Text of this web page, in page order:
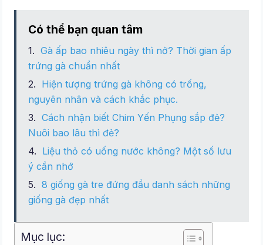
Có thể bạn quan tâm
Gà ấp bao nhiêu ngày thì nở? Thời gian ấp
trứng gà chuẩn nhất
Hiện tượng trứng gà không có trống,
nguyên nhân và cách khắc phục.
Cách nhận biết Chim Yến Phụng sắp đẻ?
Nuôi bao lâu thì đẻ?
Liệu thỏ có uống nước không? Một số lưu
ý cần nhớ
8 giống gà tre đứng đầu danh sách những
giống gà đẹp nhất
Mục lục: